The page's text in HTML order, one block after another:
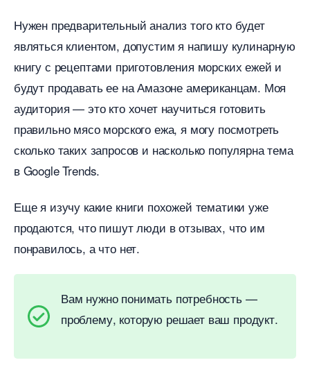
Нужен предварительный анализ того кто будет
являться клиентом, допустим я напишу кулинарную
книгу с рецептами приготовления морских ежей и
удут продавать ее на Амазоне американцам. Моя
аудитория — это кто хочет научиться готовить
правильно мясо морского ежа, я могу посмотреть
сколько таких запросов и насколько популярна тема
Google Trends.
Еще я изучу какие книги похожей тематики уже
продаются, что пишут люди в отзывах, что им
понравилось, а что нет.
ам нужно понимать потребность —
проблему, которую решает ваш продукт.